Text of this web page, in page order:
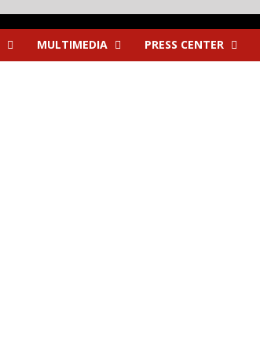
MULTIMEDIA PRESS CENTER